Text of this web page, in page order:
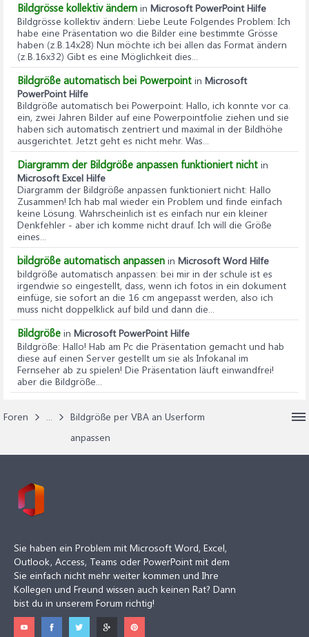
Bildgrösse kollektiv ändern in Microsoft PowerPoint Hilfe
Bildgrösse kollektiv ändern: Liebe Leute Folgendes Problem: Ich
habe eine Präsentation wo die Bilder eine bestimmte Grösse
haben (z.B.14x28) Nun möchte ich bei allen das Format ändern
(z.B.16x32) Gibt es eine Möglichkeit dies...
Bildgröße automatisch bei Powerpoint in Microsoft
PowerPoint Hilfe
Bildgröße automatisch bei Powerpoint: Hallo, ich konnte vor ca.
ein, zwei Jahren Bilder auf eine Powerpointfolie ziehen und sie
haben sich automatisch zentriert und maximal in der Bildhöhe
ausgerichtet. Jetzt geht es nicht mehr. Was...
Diargramm der Bildgröße anpassen funktioniert nicht in
Microsoft Excel Hilfe
Diargramm der Bildgröße anpassen funktioniert nicht: Hallo
Zusammen! Ich hab mal wieder ein Problem und finde einfach
keine Lösung. Wahrscheinlich ist es einfach nur ein kleiner
Denkfehler - aber ich komme nicht drauf. Ich will die Größe
eines...
bildgröße automatisch anpassen in Microsoft Word Hilfe
bildgröße automatisch anpassen: bei mir in der schule ist es
irgendwie so eingestellt, dass, wenn ich fotos in ein dokument
einfüge, sie sofort an die 16 cm angepasst werden, also ich
muss nicht doppelklick auf bild und dann die...
Bildgröße in Microsoft PowerPoint Hilfe
Bildgröße: Hallo! Hab am Pc die Präsentation gemacht und hab
diese auf einen Server gestellt um sie als Infokanal im
Fernseher ab zu spielen! Die Präsentation läuft einwandfrei!
aber die Bildgröße...
Foren ...
Bildgröße per VBA an Userform
anpassen
Sie haben ein Problem mit Microsoft Word, Excel,
Outlook, Access, Teams oder PowerPoint mit dem
Sie einfach nicht mehr weiter kommen und Ihre
Kollegen und Freund wissen auch keinen Rat? Dann
bist du in unserem Forum richtig!